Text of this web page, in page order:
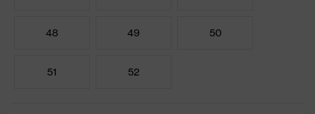
48 49 50
51 52